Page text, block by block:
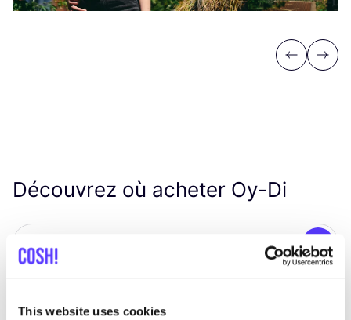
This website uses cookies
Previous
Next
Découvrez où acheter Oy-Di